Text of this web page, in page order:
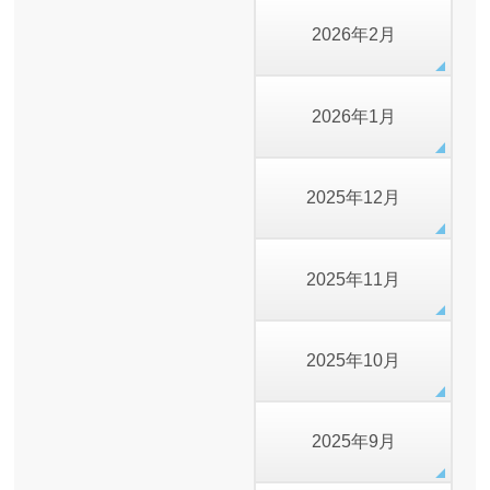
2026年2月
2026年1月
2025年12月
2025年11月
2025年10月
2025年9月